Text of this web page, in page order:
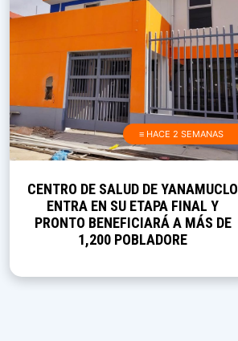
≡ HACE 2 SEMANAS
CENTRO DE SALUD DE YANAMUCLO
ENTRA EN SU ETAPA FINAL Y
PRONTO BENEFICIARÁ A MÁS DE
1,200 POBLADORE